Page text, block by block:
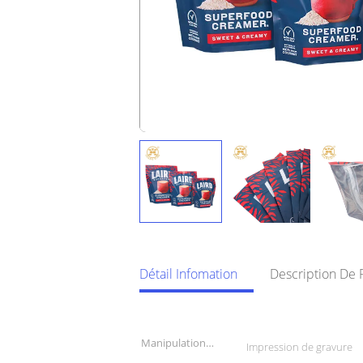
Détail Infomation Description De
Manipulation
Impression de gravure